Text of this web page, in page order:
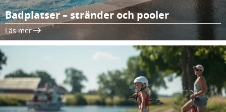
Badplatser – stränder och pooler
Läs mer